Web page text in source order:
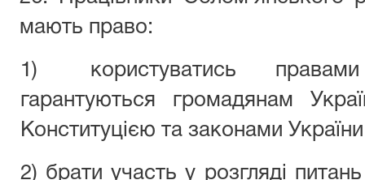
мають право:
1) користуватись
гарантуються громадянам
Конституцією та
2) брати участь у розгляді